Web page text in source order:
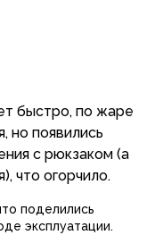
быстро, по жаре
но появились
с рюкзаком (а
что огорчило.
поделились
эксплуатации.